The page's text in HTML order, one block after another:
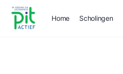
Home Scholingen